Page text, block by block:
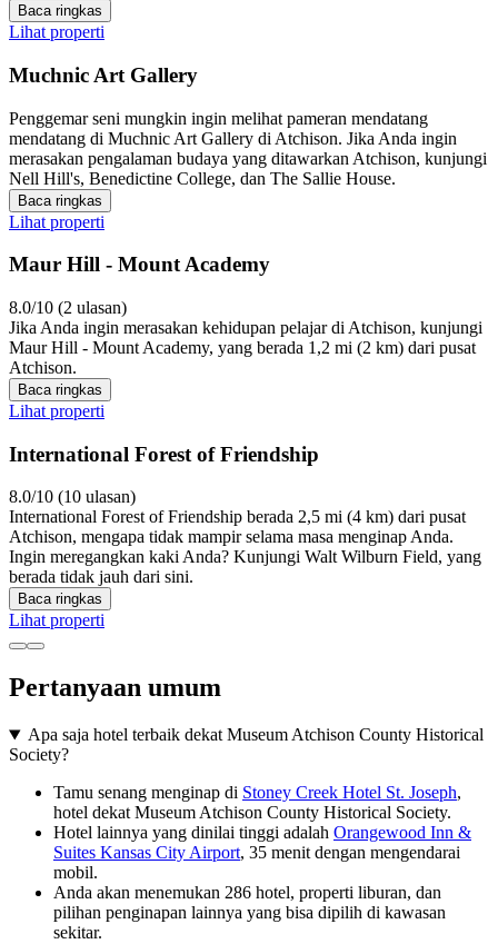
Baca ringkas
Lihat properti
Muchnic Art Gallery
Penggemar seni mungkin ingin melihat pameran mendatang
mendatang di Muchnic Art Gallery di Atchison. Jika Anda ingin
merasakan pengalaman budaya yang ditawarkan Atchison, kunjungi
Nell Hill's, Benedictine College, dan The Sallie House.
Baca ringkas
Lihat properti
Maur Hill - Mount Academy
8.0/10 (2 ulasan)
Jika Anda ingin merasakan kehidupan pelajar di Atchison, kunjungi
Maur Hill - Mount Academy, yang berada 1,2 mi (2 km) dari pusat
Atchison.
Baca ringkas
Lihat properti
International Forest of Friendship
8.0/10 (10 ulasan)
International Forest of Friendship berada 2,5 mi (4 km) dari pusat
Atchison, mengapa tidak mampir selama masa menginap Anda.
Ingin meregangkan kaki Anda? Kunjungi Walt Wilburn Field, yang
berada tidak jauh dari sini.
Baca ringkas
Lihat properti
Pertanyaan umum
Apa saja hotel terbaik dekat Museum Atchison County Historical
Society?
Tamu senang menginap di Stoney Creek Hotel St. Joseph,
hotel dekat Museum Atchison County Historical Society.
Hotel lainnya yang dinilai tinggi adalah Orangewood Inn &
Suites Kansas City Airport, 35 menit dengan mengendarai
mobil.
Anda akan menemukan 286 hotel, properti liburan, dan
pilihan penginapan lainnya yang bisa dipilih di kawasan
sekitar.